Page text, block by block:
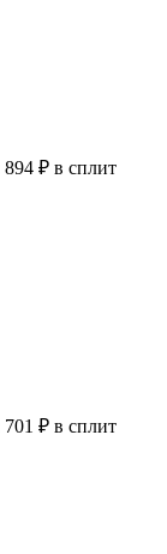
894 ₽ в сплит
701 ₽ в сплит